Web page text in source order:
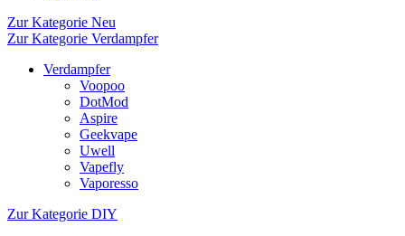
Zur Kategorie Neu
Zur Kategorie Verdampfer
Verdampfer
Voopoo
DotMod
Aspire
Geekvape
Uwell
Vapefly
Vaporesso
Zur Kategorie DIY